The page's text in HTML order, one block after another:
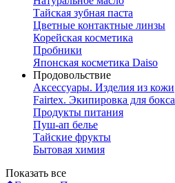
Тайская зубная паста
Цветные контактные линзы
Корейская косметика
Пробники
Японская косметика Daiso
Продовольствие
Аксессуары. Изделия из кожи
Fairtex. Экипировка для бокса
Продукты питания
Пуш-ап белье
Тайские фрукты
Бытовая химия
Показать все